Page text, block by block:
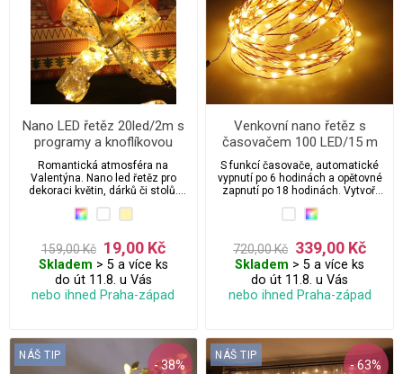
Nano LED řetěz 20led/2m s
programy a knoflíkovou
baterií
Romantická atmosféra na
Valentýna. Nano led řetěz pro
dekoraci květin, dárků či stolů.
Baterie jsou již v ceně osvětlení a
159,00 Kč 19,00 Kč
Skladem > 5 a více ks
do út 11.8. u Vás
nebo ihned Praha-západ
Venkovní nano řetěz s
časovačem 100 LED/15 m
S funkcí časovače, automatické
vypnutí po 6 hodinách a opětovné
zapnutí po 18 hodinách. Vytvoří
atmosféru.
720,00 Kč 339,00 Kč
Skladem > 5 a více ks
do út 11.8. u Vás
nebo ihned Praha-západ
- 38%
NÁŠ TIP
- 63%
NÁŠ TIP